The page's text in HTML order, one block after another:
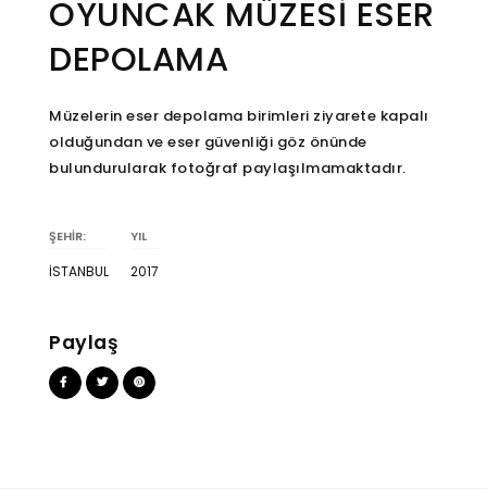
OYUNCAK MÜZESİ ESER
DEPOLAMA
Müzelerin eser depolama birimleri ziyarete kapalı
olduğundan ve eser güvenliği göz önünde
bulundurularak fotoğraf paylaşılmamaktadır.
ŞEHİR:
İSTANBUL
YIL
2017
Paylaş